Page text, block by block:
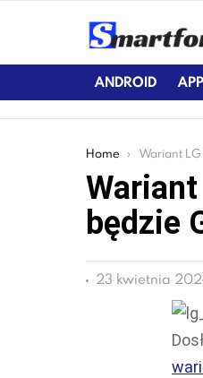
ANDROID
You are here:
Home Wariant LG G5 z
będzie
23 kwietnia